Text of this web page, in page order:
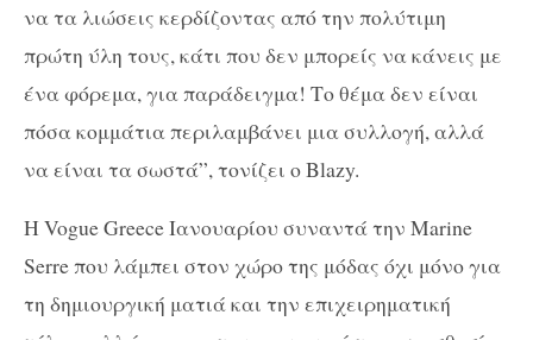
να τα λιώσεις κερδίζοντας από την πολύτιμη
πρώτη ύλη τους, κάτι που δεν μπορείς να κάνεις με
ένα φόρεμα, για παράδειγμα! Το θέμα δεν είναι
πόσα κομμάτια περιλαμβάνει μια συλλογή, αλλά
να είναι τα σωστά”, τονίζει ο Blazy.
Η Vogue Greece Ιανουαρίου συναντά την Marine
Serre που λάμπει στον χώρο της μόδας όχι μόνο για
τη δημιουργική ματιά και την επιχειρηματική